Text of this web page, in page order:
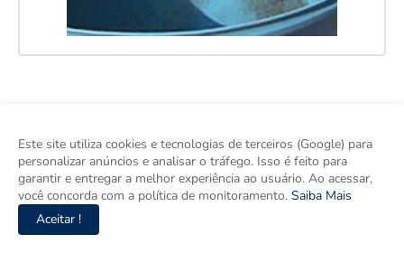
Este site utiliza cookies e tecnologias de terceiros (Google) para
personalizar anúncios e analisar o tráfego. Isso é feito para
garantir e entregar a melhor experiência ao usuário. Ao acessar,
você concorda com a política de monitoramento. Saiba Mais
Aceitar !